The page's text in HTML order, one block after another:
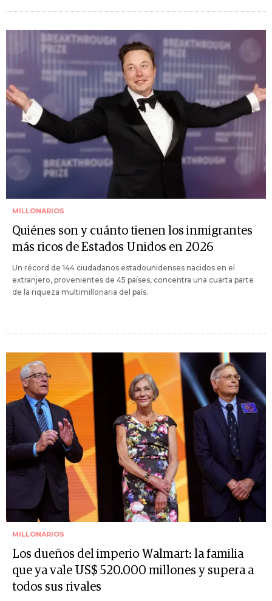
MILLONARIOS
Quiénes son y cuánto tienen los inmigrantes
más ricos de Estados Unidos en 2026
Un récord de 144 ciudadanos estadounidenses nacidos en el
extranjero, provenientes de 45 países, concentra una cuarta parte
de la riqueza multimillonaria del país.
MILLONARIOS
Los dueños del imperio Walmart: la familia
que ya vale US$ 520.000 millones y supera a
todos sus rivales